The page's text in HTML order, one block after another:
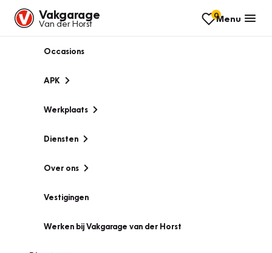
Vakgarage
Van der Horst
0Menu
Occasions
APK
Werkplaats
Diensten
Over ons
Vestigingen
Werken bij Vakgarage van der Horst